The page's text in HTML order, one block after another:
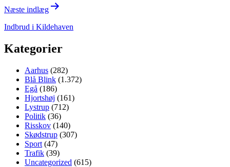
Næste indlæg
Indbrud i Kildehaven
Kategorier
Aarhus (282)
Blå Blink (1.372)
Egå (186)
Hjortshøj (161)
Lystrup (712)
Politik (36)
Risskov (140)
Skødstrup (307)
Sport (47)
Trafik (39)
Uncategorized (615)